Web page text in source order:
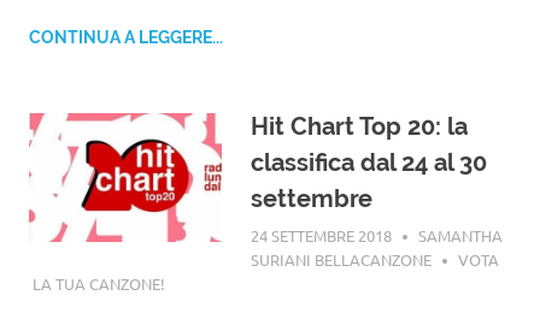
CONTINUA A LEGGERE...
Hit Chart Top 20: la
classifica dal 24 al 30
settembre
24 SETTEMBRE 2018
SAMANTHA
SURIANI BELLACANZONE
VOTA
LA TUA CANZONE!